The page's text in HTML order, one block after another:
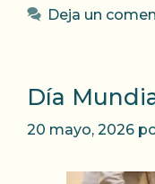
Deja un
Día
20 mayo, 2026